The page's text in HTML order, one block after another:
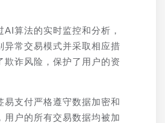
AI算法的实时监控和分析，
异常交易模式并采取相应措
欺诈风险，保护了用户的资
易支付严格遵守数据加密和
用户的所有交易数据均被加